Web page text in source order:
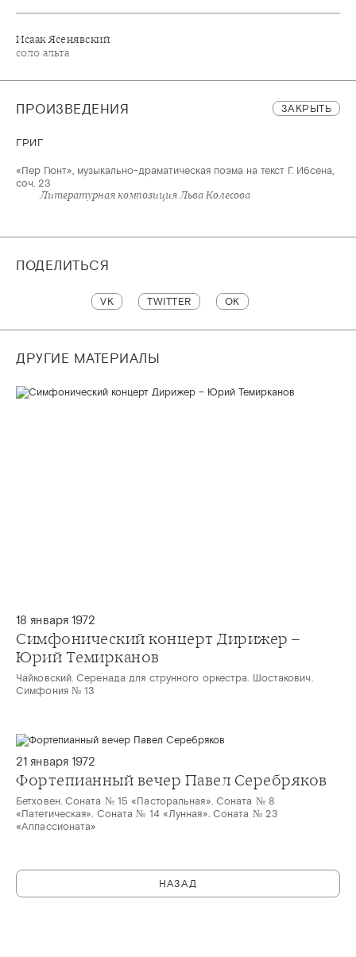
Исаак Ясенявский
соло альта
ПРОИЗВЕДЕНИЯ ЗАКРЫТЬ
ГРИГ
«Пер Гюнт», музыкально-драматическая поэма на текст Г. Ибсена,
соч. 23
Литературная композиция Льва Колесова
ПОДЕЛИТЬСЯ
VK TWITTER OK
ДРУГИЕ МАТЕРИАЛЫ
18 января 1972
Симфонический концерт Дирижер –
Юрий Темирканов
Чайковский. Серенада для струнного оркестра. Шостакович.
Симфония № 13
21 января 1972
Фортепианный вечер Павел Серебряков
Бетховен. Соната № 15 «Пасторальная». Соната № 8
«Патетическая». Соната № 14 «Лунная». Соната № 23
«Аппассионата»
НАЗАД